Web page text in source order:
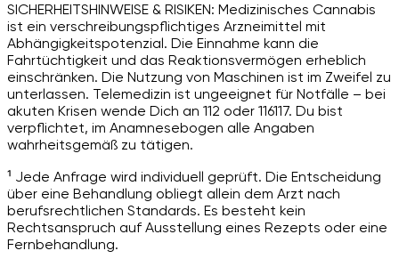
SICHERHEITSHINWEISE & RISIKEN: Medizinisches Cannabis
ist ein verschreibungspflichtiges Arzneimittel mit
Abhängigkeitspotenzial. Die Einnahme kann die
Fahrtüchtigkeit und das Reaktionsvermögen erheblich
einschränken. Die Nutzung von Maschinen ist im Zweifel zu
unterlassen. Telemedizin ist ungeeignet für Notfälle – bei
akuten Krisen wende Dich an 112 oder 116117. Du bist
verpflichtet, im Anamnesebogen alle Angaben
wahrheitsgemäß zu tätigen.
¹ Jede Anfrage wird individuell geprüft. Die Entscheidung
über eine Behandlung obliegt allein dem Arzt nach
berufsrechtlichen Standards. Es besteht kein
Rechtsanspruch auf Ausstellung eines Rezepts oder eine
Fernbehandlung.